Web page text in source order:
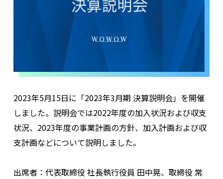
2023年5月15日に「2023年3月期 決算説明会」を開催
しました。説明会では2022年度の加入状況および収支
状況、2023年度の事業計画の方針、加入計画および収
支計画などについて説明しました。
出席者：代表取締役 社長執行役員 田中晃、取締役 常